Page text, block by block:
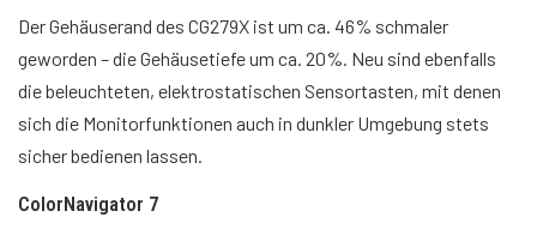
Der Gehäuserand des CG279X ist um ca. 46% schmaler
geworden – die Gehäusetiefe um ca. 20%. Neu sind ebenfalls
die beleuchteten, elektrostatischen Sensortasten, mit denen
sich die Monitorfunktionen auch in dunkler Umgebung stets
sicher bedienen lassen.
ColorNavigator 7